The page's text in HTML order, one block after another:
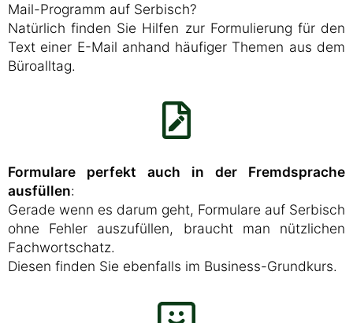
Mail-Programm auf Serbisch?
Natürlich finden Sie Hilfen zur Formulierung für den
Text einer E-Mail anhand häufiger Themen aus dem
Büroalltag.
Formulare perfekt auch in der Fremdsprache
ausfüllen:
Gerade wenn es darum geht, Formulare auf Serbisch
ohne Fehler auszufüllen, braucht man nützlichen
Fachwortschatz.
Diesen finden Sie ebenfalls im Business-Grundkurs.